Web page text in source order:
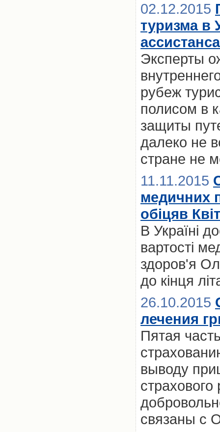
02.12.2015
туризма в
ассистанса
Эксперты
рубеж
полисом в
защиты
далеко не
стране не
11.11.2015
медичних
обіцяв
В Україні
вартості
здоров'я
до кінця
26.10.2015
лечения
Пятая
выводу
связаны с